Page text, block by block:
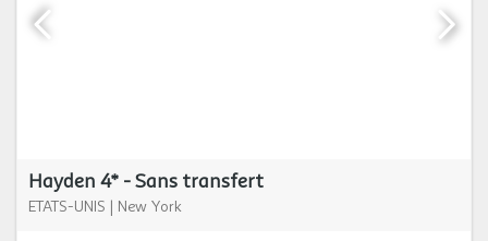
Hayden 4* - Sans transfert
ETATS-UNIS | New York